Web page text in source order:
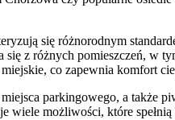
się różnorodnym
się z różnych pomieszczeń,
co zapewnia komfort
parkingowego, a
wiele możliwości, które